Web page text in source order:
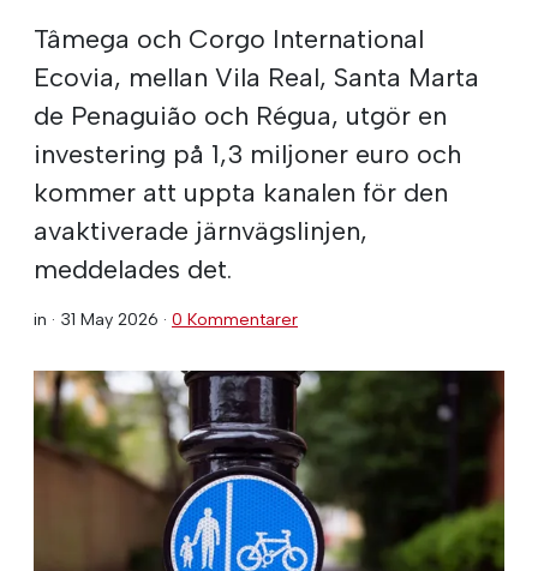
Tâmega och Corgo International
Ecovia, mellan Vila Real, Santa Marta
de Penaguião och Régua, utgör en
investering på 1,3 miljoner euro och
kommer att uppta kanalen för den
avaktiverade järnvägslinjen,
meddelades det.
in · 31 May 2026 · 0 Kommentarer